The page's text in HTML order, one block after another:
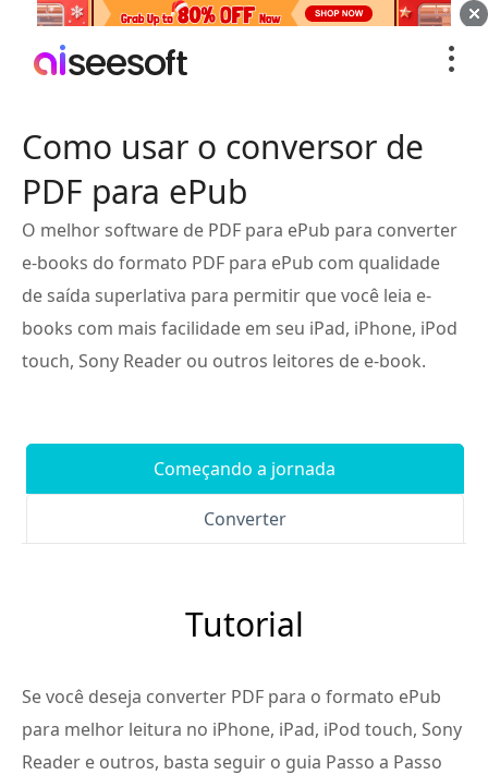
Como usar o conversor de
PDF para ePub
O melhor software de PDF para ePub para converter
e-books do formato PDF para ePub com qualidade
de saída superlativa para permitir que você leia e-
books com mais facilidade em seu iPad, iPhone, iPod
touch, Sony Reader ou outros leitores de e-book.
Começando a jornada
Converter
Tutorial
Se você deseja converter PDF para o formato ePub
para melhor leitura no iPhone, iPad, iPod touch, Sony
Reader e outros, basta seguir o guia Passo a Passo